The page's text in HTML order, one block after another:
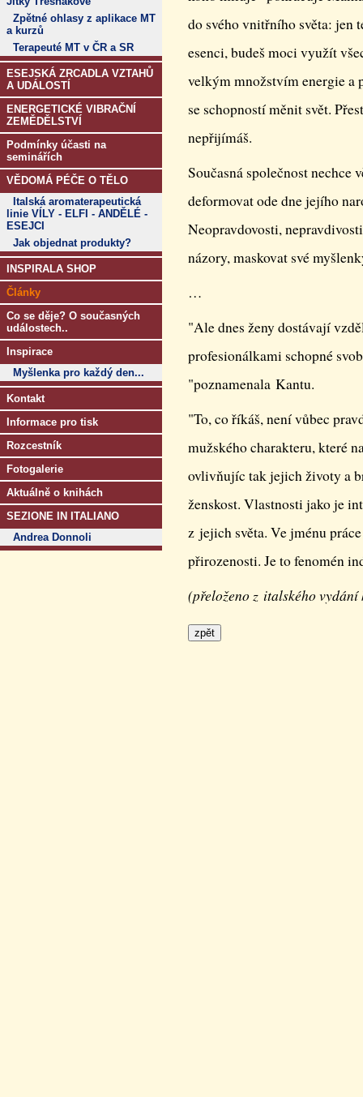
Zpětné ohlasy z aplikace MT
a kurzů
Terapeuté MT v ČR a SR
ESEJSKÁ ZRCADLA VZTAHŮ
A UDÁLOSTÍ
ENERGETICKÉ VIBRAČNÍ
ZEMĚDĚLSTVÍ
Podmínky účasti na
seminářích
VĚDOMÁ PÉČE O TĚLO
Italská aromaterapeutická
linie VÍLY - ELFI - ANDĚLÉ -
ESEJCI
Jak objednat produkty?
INSPIRALA SHOP
Články
Co se děje? O současných
událostech..
Inspirace
Myšlenka pro každý den...
Kontakt
Informace pro tisk
Rozcestník
Fotogalerie
Aktuálně o knihách
SEZIONE IN ITALIANO
Andrea Donnoli
do svého vnitřního světa: jen
esenci, budeš moci využít
velkým množstvím energie a
se schopností měnit svět.
nepřijímáš.
Současná společnost nechce
deformovat ode dne jejího
Neopravdovosti,
názory, maskovat své
…
"Ale dnes ženy dostávají
profesionálkami schopné
"poznamenala Kantu.
"To, co říkáš, není vůbec
mužského charakteru, které
ovlivňujíc tak jejich životy a
ženskost. Vlastnosti jako je
z jejich světa. Ve jménu
přirozenosti. Je to fenomén
(přeloženo z italského